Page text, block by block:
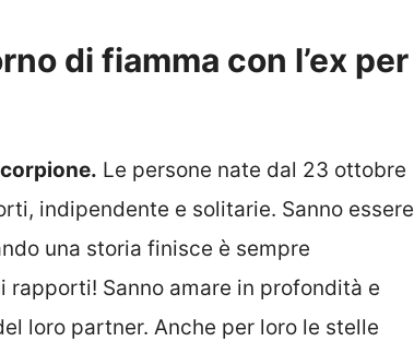
di fiamma con l’ex per
Le persone nate dal 23 ottobre
indipendente e solitarie. Sanno essere
una storia finisce è sempre
Sanno amare in profondità e
loro partner. Anche per loro le stelle